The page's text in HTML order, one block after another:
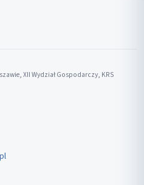
XII Wydział Gospodarczy, KRS